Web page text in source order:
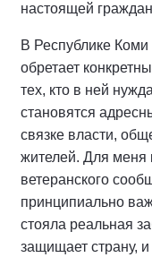
настоящей
В Республике
обретает
тех, кто в ней
становятся
связке власти,
жителей. Для меня
ветеранского
принципиально
стояла реальная
защищает страну,